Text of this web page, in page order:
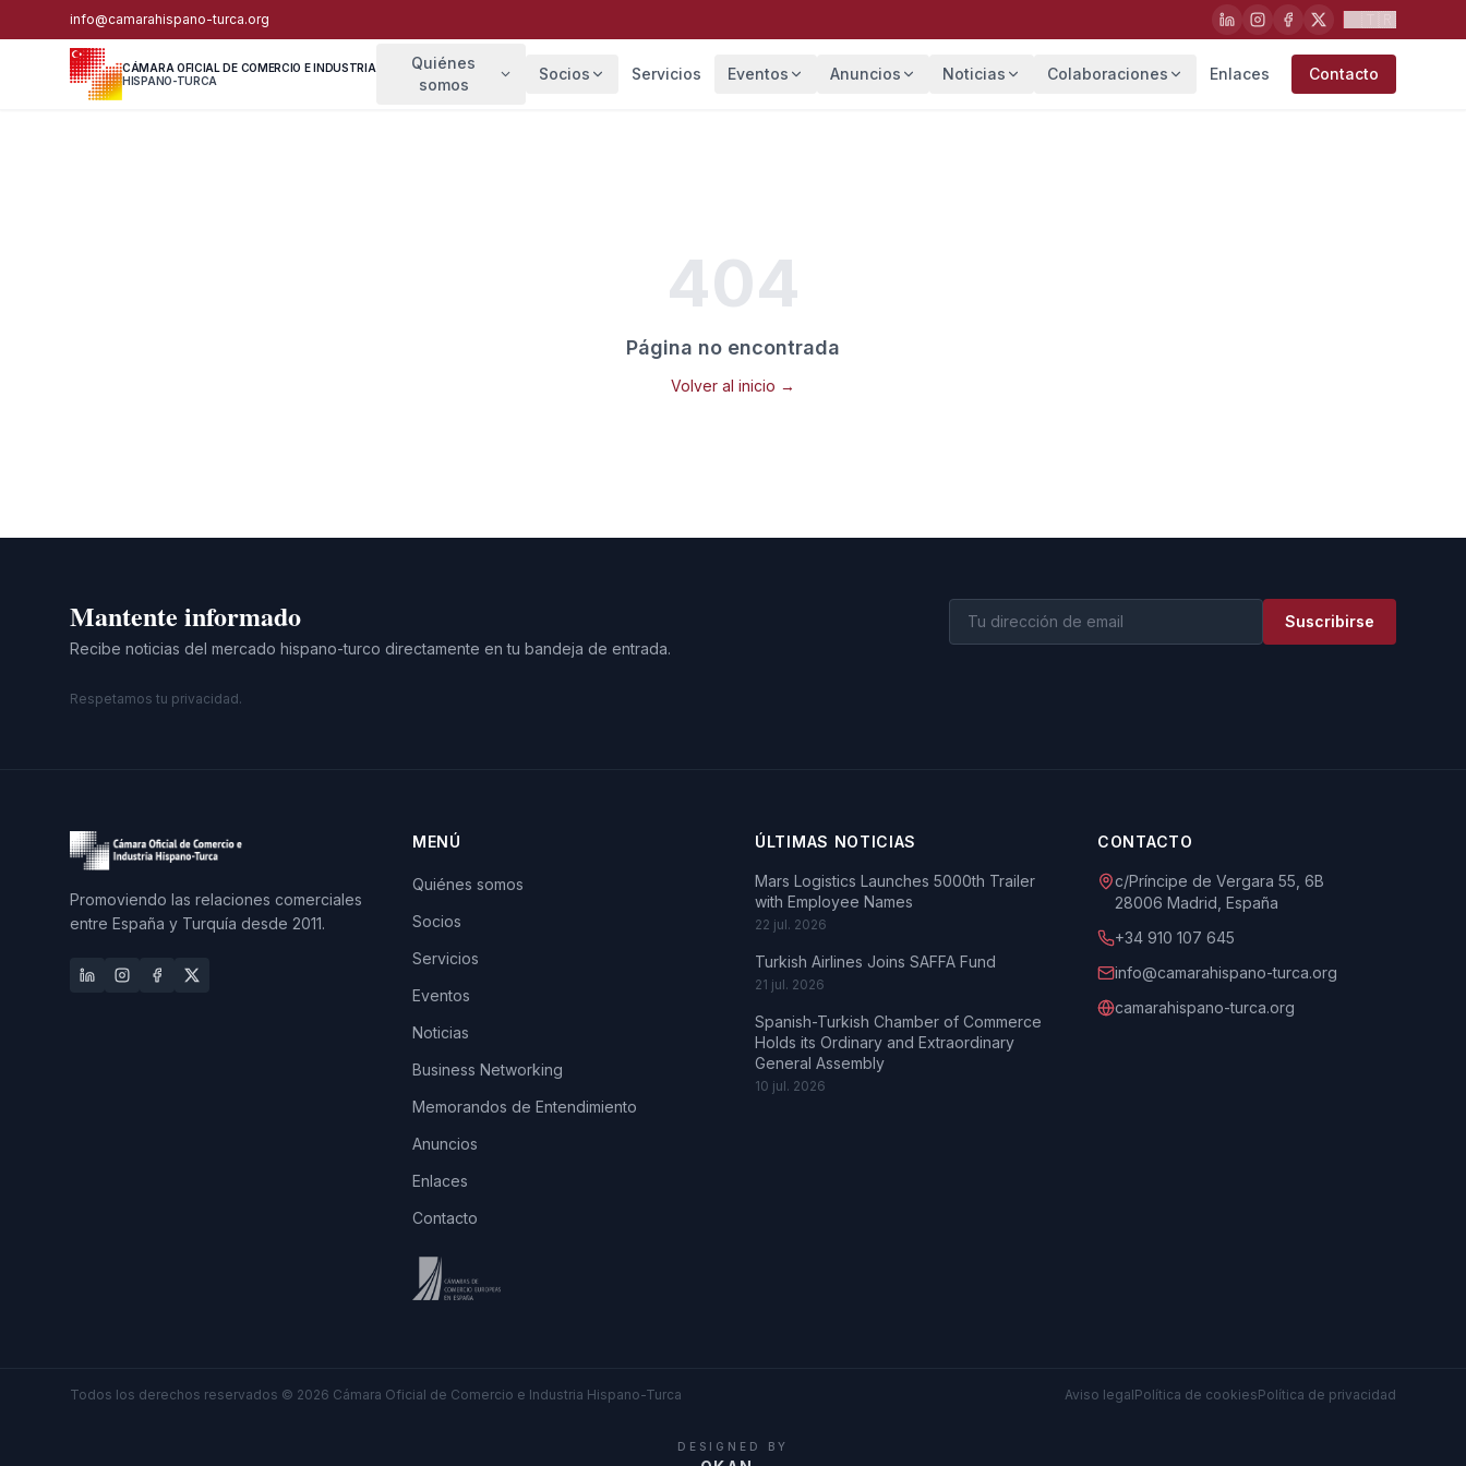
info@camarahispano-turca.org
CÁMARA OFICIAL DE COMERCIO E INDUSTRIA
HISPANO-TURCA
Quiénes
somos
Socios Servicios Eventos Anuncios Noticias Colaboraciones Enlaces Contacto
404
Página no encontrada
Volver al inicio →
Mantente informado
Recibe noticias del mercado hispano-turco directamente en tu bandeja de entrada.
Suscribirse
Respetamos tu privacidad.
Promoviendo las relaciones comerciales
entre España y Turquía desde 2011.
MENÚ
Quiénes somos
Socios
Servicios
Eventos
Noticias
Business Networking
Memorandos de Entendimiento
Anuncios
Enlaces
Contacto
ÚLTIMAS NOTICIAS
Mars Logistics Launches 5000th Trailer
with Employee Names
22 jul. 2026
Turkish Airlines Joins SAFFA Fund
21 jul. 2026
Spanish-Turkish Chamber of Commerce
Holds its Ordinary and Extraordinary
General Assembly
10 jul. 2026
CONTACTO
c/Príncipe de Vergara 55, 6B
28006 Madrid, España
+34 910 107 645
info@camarahispano-turca.org
camarahispano-turca.org
Todos los derechos reservados © 2026 Cámara Oficial de Comercio e Industria Hispano-Turca Aviso legalPolítica de cookiesPolítica de privacidad
DESIGNED BY